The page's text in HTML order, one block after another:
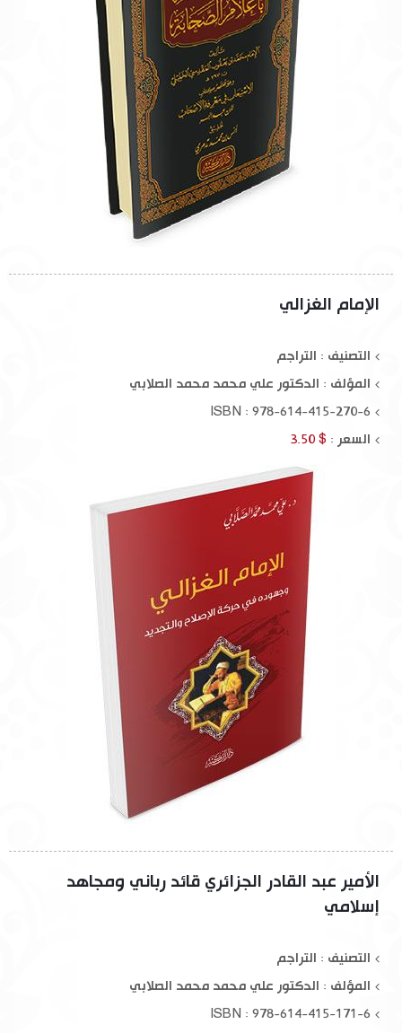
الإمام الغزالي
التصنيف : التراجم
المؤلف : الدكتور علي محمد محمد الصلابي
ISBN : 978-614-415-270-6
السعر : $ 3.50
الأمير عبد القادر الجزائري قائد رباني ومجاهد
إسلامي
التصنيف : التراجم
المؤلف : الدكتور علي محمد محمد الصلابي
ISBN : 978-614-415-171-6